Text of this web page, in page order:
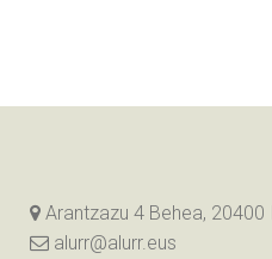
Arantzazu 4 Behea, 20400
alurr@alurr.eus